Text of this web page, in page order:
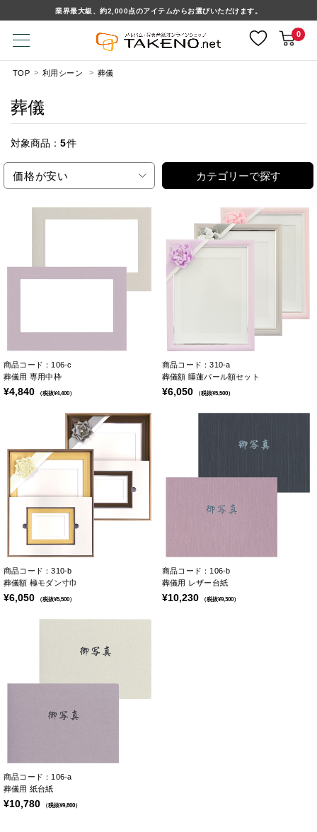
業界最大級、約2,000点のアイテムからお選びいただけます。
0
TOP 利用シーン 葬儀
葬儀
対象商品： 5件
価格が安い カテゴリーで探す
商品コード：106-c
葬儀用 専用中枠
¥4,840 （税抜¥4,400）
商品コード：310-a
葬儀額 睡蓮パール額セット
¥6,050 （税抜¥5,500）
商品コード：310-b
葬儀額 極モダン寸巾
¥6,050 （税抜¥5,500）
商品コード：106-b
葬儀用 レザー台紙
¥10,230 （税抜¥9,300）
商品コード：106-a
葬儀用 紙台紙
¥10,780 （税抜¥9,800）